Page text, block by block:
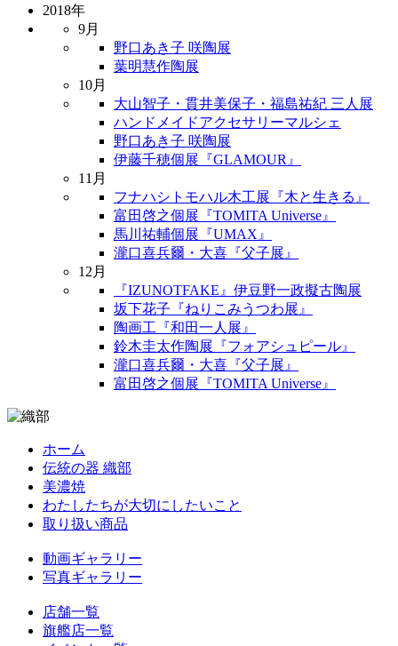
2018年
9月
野口あき子 咲陶展
葉明慧作陶展
10月
大山智子・貫井美保子・福島祐紀 三人展
ハンドメイドアクセサリーマルシェ
野口あき子 咲陶展
伊藤千穂個展『GLAMOUR』
11月
フナハシトモハル木工展『木と生きる』
富田啓之個展『TOMITA Universe』
馬川祐輔個展『UMAX』
瀧口喜兵爾・大喜『父子展』
12月
『IZUNOTFAKE』伊豆野一政擬古陶展
坂下花子『ねりこみうつわ展』
陶画工『和田一人展』
鈴木圭太作陶展『フォアシュピール』
瀧口喜兵爾・大喜『父子展』
富田啓之個展『TOMITA Universe』
ホーム
伝統の器 織部
美濃焼
わたしたちが大切にしたいこと
取り扱い商品
動画ギャラリー
写真ギャラリー
店舗一覧
旗艦店一覧